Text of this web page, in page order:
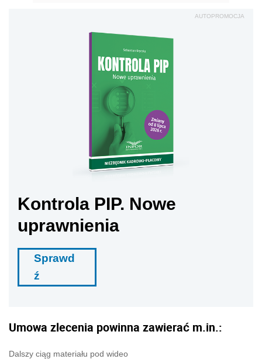
AUTOPROMOCJA
Kontrola PIP. Nowe
uprawnienia
Sprawd
ź
Umowa zlecenia powinna zawierać m.in.:
Dalszy ciąg materiału pod wideo